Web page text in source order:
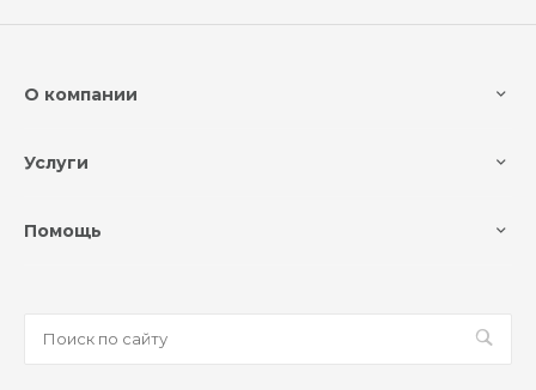
О компании
Услуги
Помощь